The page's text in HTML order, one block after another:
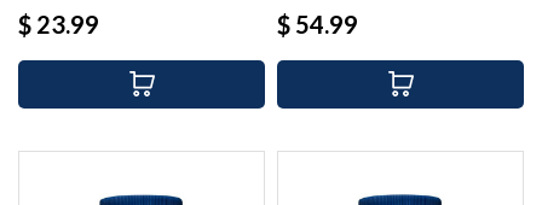
Precio
$ 23.99 Precio
$ 54.99